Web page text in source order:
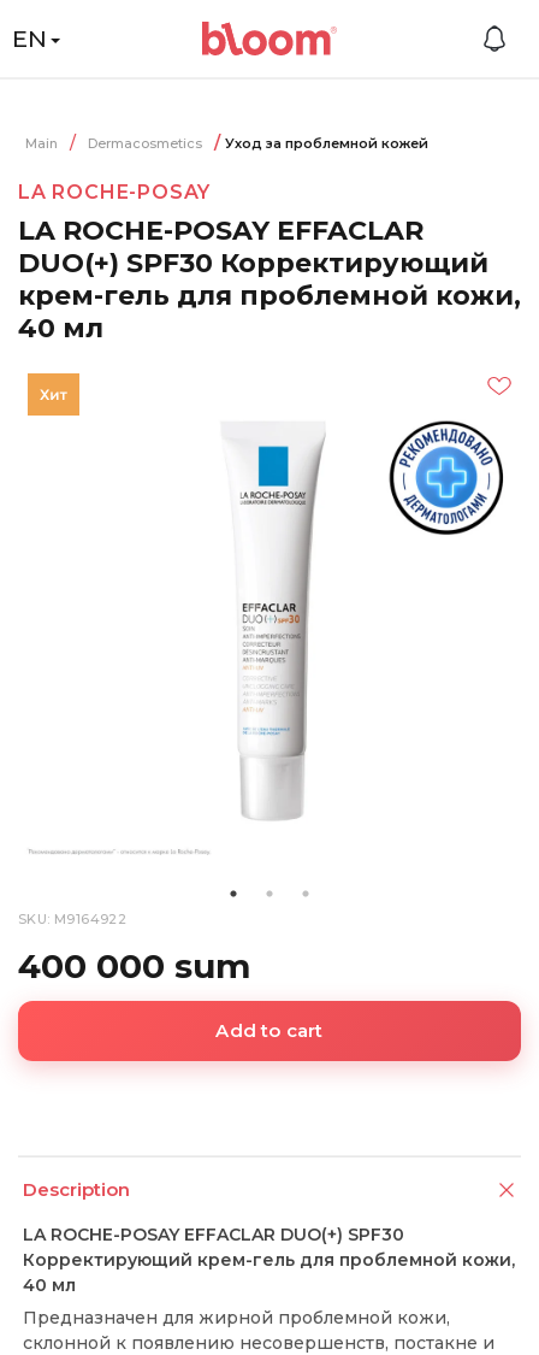
EN
Main Dermacosmetics Уход за проблемной кожей
LA ROCHE-POSAY
LA ROCHE-POSAY EFFACLAR
DUO(+) SPF30 Корректирующий
крем-гель для проблемной кожи,
40 мл
SKU: M9164922
400 000 sum
Add to cart
Description
LA ROCHE-POSAY EFFACLAR DUO(+) SPF30
Корректирующий крем-гель для проблемной кожи,
40 мл
Предназначен для жирной проблемной кожи,
склонной к появлению несовершенств, постакне и